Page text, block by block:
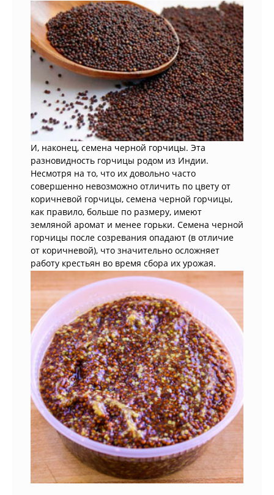
И, наконец, семена черной горчицы. Эта
разновидность горчицы родом из Индии.
Несмотря на то, что их довольно часто
совершенно невозможно отличить по цвету от
коричневой горчицы, семена черной горчицы,
как правило, больше по размеру, имеют
земляной аромат и менее горьки. Семена черной
горчицы после созревания опадают (в отличие
от коричневой), что значительно осложняет
работу крестьян во время сбора их урожая.